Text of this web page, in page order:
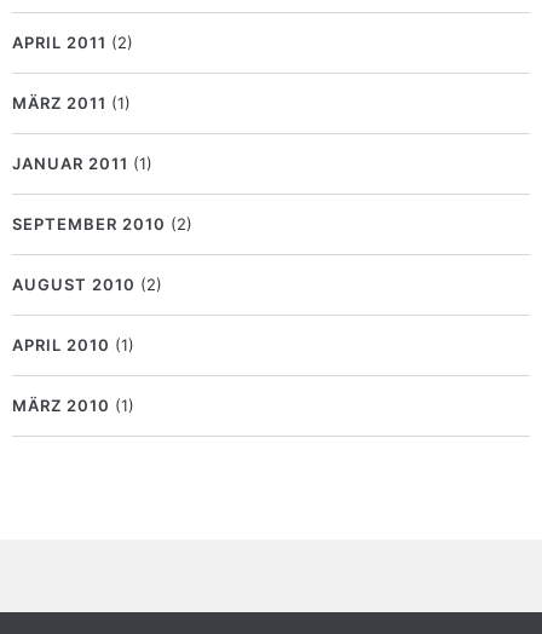
APRIL 2011 (2)
MÄRZ 2011 (1)
JANUAR 2011 (1)
SEPTEMBER 2010 (2)
AUGUST 2010 (2)
APRIL 2010 (1)
MÄRZ 2010 (1)